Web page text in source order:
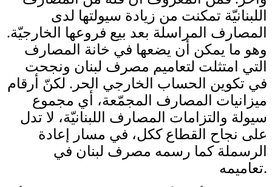
اللبنانيّة تمكنت من زيادة سيولتها لدى
المصارف المراسلة بعد بيع فروعها الخارجيّة.
وهو ما يمكن أن يضعها في خانة المصارف
التي امتثلت لتعاميم مصرف لبنان ونجحت
في تكوين الحساب الخارجي الحر. لكنّ أرقام
ميزانيات المصارف المجمّعة، أي مجموع
سيولة والتزامات المصارف اللبنانيّة، لا تدل
على نجاح القطاع ككل، في مسار إعادة
الرسملة كما رسمه مصرف لبنان في
تعاميمه.